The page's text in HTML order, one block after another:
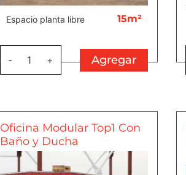
Espacio planta libre 15m²
- 1 + Agregar
Oficina Modular Top1 Con
Baño y Ducha